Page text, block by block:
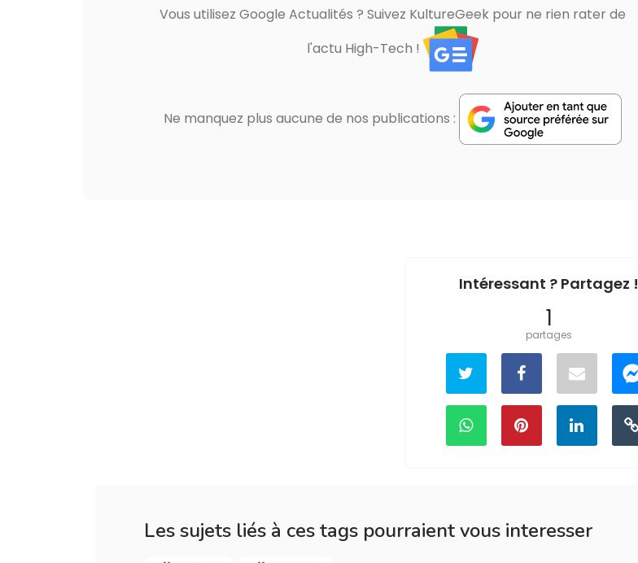
Vous utilisez Google Actualités ? Suivez KultureGeek pour ne rien rater de
l'actu High-Tech !
Ne manquez plus aucune de nos publications :
Intéressant ? Partagez !
1
partages
Les sujets liés à ces tags pourraient vous interesser